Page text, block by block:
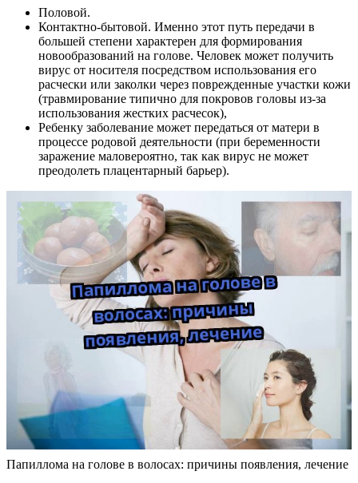
Половой.
Контактно-бытовой. Именно этот путь передачи в
большей степени характерен для формирования
новообразований на голове. Человек может получить
вирус от носителя посредством использования его
расчески или заколки через поврежденные участки кожи
(травмирование типично для покровов головы из-за
использования жестких расчесок),
Ребенку заболевание может передаться от матери в
процессе родовой деятельности (при беременности
заражение маловероятно, так как вирус не может
преодолеть плацентарный барьер).
Папиллома на голове в волосах: причины появления, лечение